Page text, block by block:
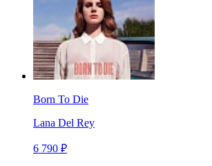
Born To Die
Lana Del Rey
6 790 ₽